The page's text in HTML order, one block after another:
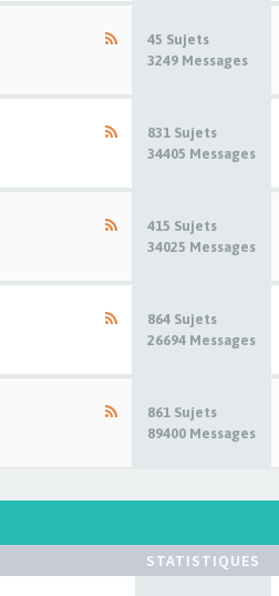
45 Sujets
3249 Messages
831 Sujets
34405 Messages
415 Sujets
34025 Messages
864 Sujets
26694 Messages
861 Sujets
89400 Messages
STATISTIQUES